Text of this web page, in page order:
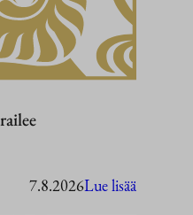
7.8.2026Lue lisää